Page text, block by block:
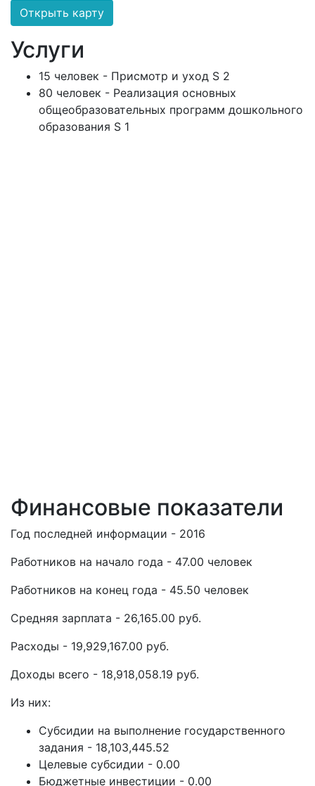
Открыть карту
Услуги
15 человек - Присмотр и уход S 2
80 человек - Реализация основных
общеобразовательных программ дошкольного
образования S 1
Финансовые показатели
Год последней информации - 2016
Работников на начало года - 47.00 человек
Работников на конец года - 45.50 человек
Средняя зарплата - 26,165.00 руб.
Расходы - 19,929,167.00 руб.
Доходы всего - 18,918,058.19 руб.
Из них:
Субсидии на выполнение государственного
задания - 18,103,445.52
Целевые субсидии - 0.00
Бюджетные инвестиции - 0.00